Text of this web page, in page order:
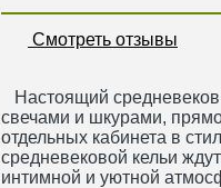
Смотреть отзывы
Настоящий
свечами и шкурами,
отдельных кабинета в
средневековой кельи
интимной и уютной